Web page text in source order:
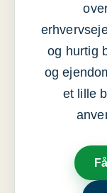
og hurtig
og
et lille